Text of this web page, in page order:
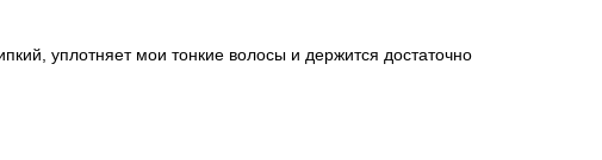
уплотняет мои тонкие волосы и держится достаточно